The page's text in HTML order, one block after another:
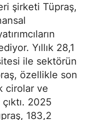
şirketi Tüpraş,
Yıllık 28,1
ile sektörün
özellikle son
cirolar ve
2025
183,2